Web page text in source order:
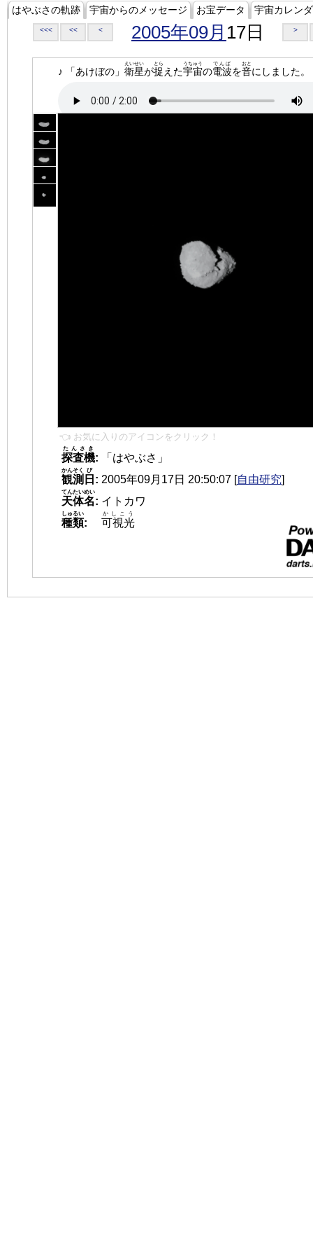
はやぶさの軌跡 宇宙からのメッセージ お宝データ 宇宙カレン
<<< << < 2005年09月 17日 >
♪ 「あけぼの」 衛星
えいせい
が捉
とら
えた宇宙
うちゅう
の電波
でんぱ
を音
おと
にしました。
👈 お気に入りのアイコンをクリック！
探査機
たんさき
:
「はやぶさ」
観測
かんそく
日
び
: 2005年09月17日 20:50:07 [自由研究]
天体名
てんたいめい
: イトカワ
種類
しゅるい
: 可視光
かしこう